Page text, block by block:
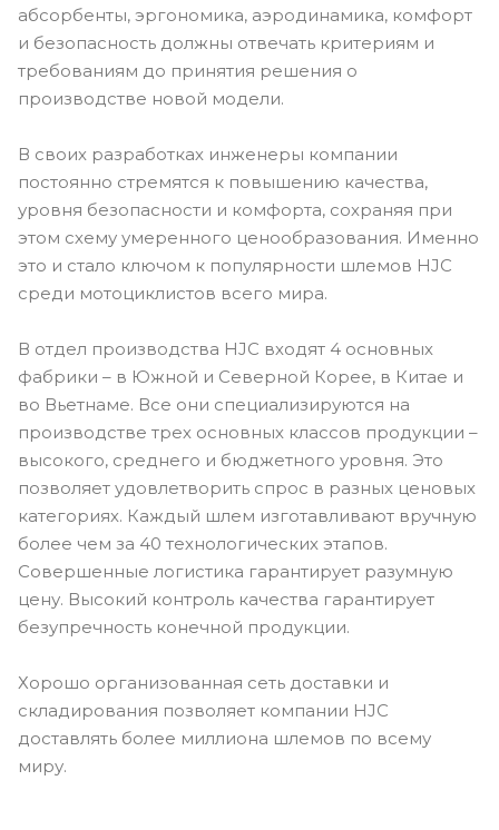
абсорбенты, эргономика, аэродинамика, комфорт
и безопасность должны отвечать критериям и
требованиям до принятия решения о
производстве новой модели.
В своих разработках инженеры компании
постоянно стремятся к повышению качества,
уровня безопасности и комфорта, сохраняя при
этом схему умеренного ценообразования. Именно
это и стало ключом к популярности шлемов HJC
среди мотоциклистов всего мира.
В отдел производства HJC входят 4 основных
фабрики – в Южной и Северной Корее, в Китае и
во Вьетнаме. Все они специализируются на
производстве трех основных классов продукции –
высокого, среднего и бюджетного уровня. Это
позволяет удовлетворить спрос в разных ценовых
категориях. Каждый шлем изготавливают вручную
более чем за 40 технологических этапов.
Совершенные логистика гарантирует разумную
цену. Высокий контроль качества гарантирует
безупречность конечной продукции.
Хорошо организованная сеть доставки и
складирования позволяет компании HJC
доставлять более миллиона шлемов по всему
миру.